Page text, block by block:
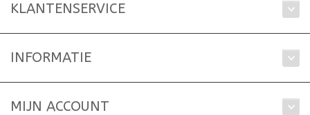
KLANTENSERVICE
INFORMATIE
MIJN ACCOUNT